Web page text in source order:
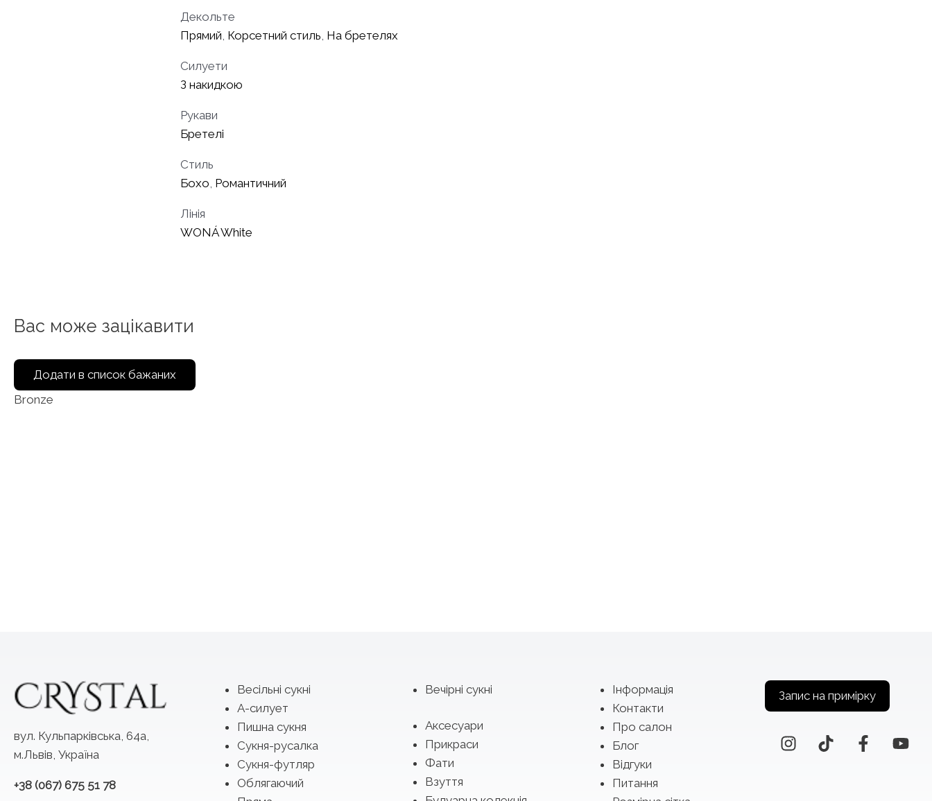
Декольте
Прямий Корсетний стиль На бретелях
Силуети
З накидкою
Рукави
Бретелі
Стиль
Бохо Романтичний
Лінія
WONÁ White
Вас може зацікавити
Додати в список бажаних
Bronze
вул. Кульпарківська, 64а,
м.Львів, Україна
+38 (067) 675 51 78
Весільні сукні
А-силует
Пишна сукня
Сукня-русалка
Сукня-футляр
Облягаючий
Вечірні сукні
Аксесуари
Прикраси
Фати
Взуття
Інформація
Контакти
Про салон
Блог
Відгуки
Питання
Запис на примірку